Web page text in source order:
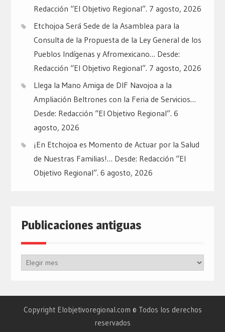
Redacción “El Objetivo Regional”. 7 agosto, 2026
Etchojoa Será Sede de la Asamblea para la
Consulta de la Propuesta de la Ley General de los
Pueblos Indígenas y Afromexicano… Desde:
Redacción “El Objetivo Regional”. 7 agosto, 2026
Llega la Mano Amiga de DIF Navojoa a la
Ampliación Beltrones con la Feria de Servicios…
Desde: Redacción “El Objetivo Regional”. 6
agosto, 2026
¡En Etchojoa es Momento de Actuar por la Salud
de Nuestras Familias!… Desde: Redacción “El
Objetivo Regional”. 6 agosto, 2026
Publicaciones antiguas
Publicaciones
Copyright Elobjetivoregional.com © Todos los derechos
reservados